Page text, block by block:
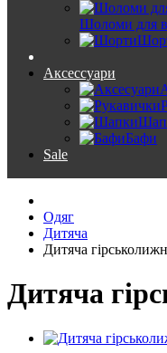
Шоломи для
Аксессуари
Бафи
Sale
Одяг
Дитяча
Дитяча
Дитяча